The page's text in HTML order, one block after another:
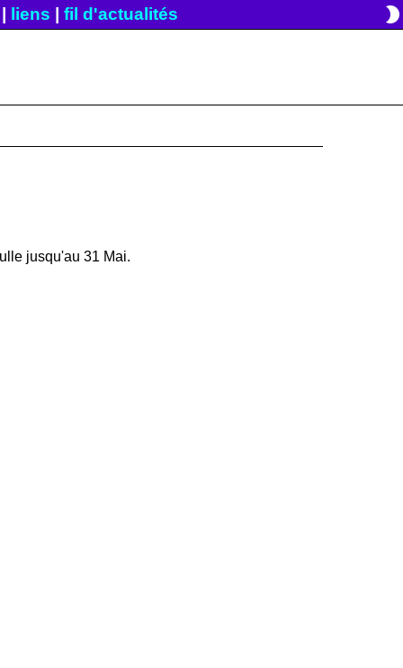
liens fil d'actualités brightness_2
jusqu'au 31 Mai.